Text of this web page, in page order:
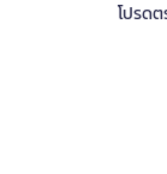
โปรด